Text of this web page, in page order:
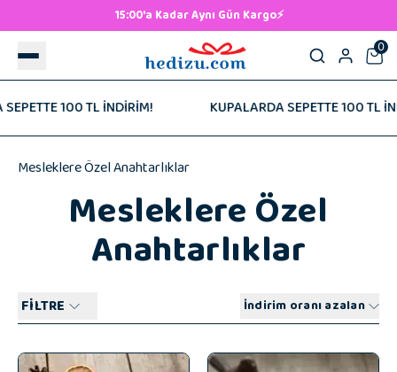
500 TL ve Üzeri Ücretsiz Kargo! 🚚
0
KUPALARDA SEPETTE 100 TL İNDİRİM!
Mesleklere Özel Anahtarlıklar
Mesleklere Özel
Anahtarlıklar
FİLTRE İndirim oranı azalan